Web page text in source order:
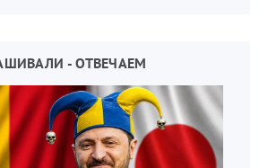
- ОТВЕЧАЕМ